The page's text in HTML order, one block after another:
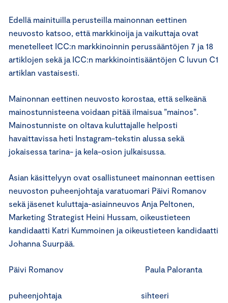
Edellä mainituilla perusteilla mainonnan eettinen
neuvosto katsoo, että markkinoija ja vaikuttaja ovat
menetelleet ICC:n markkinoinnin perussääntöjen 7 ja 18
artiklojen sekä ja ICC:n markkinointisääntöjen C luvun C1
artiklan vastaisesti.
Mainonnan eettinen neuvosto korostaa, että selkeänä
mainostunnisteena voidaan pitää ilmaisua ”mainos”.
Mainostunniste on oltava kuluttajalle helposti
havaittavissa heti Instagram-tekstin alussa sekä
jokaisessa tarina- ja kela-osion julkaisussa.
Asian käsittelyyn ovat osallistuneet mainonnan eettisen
neuvoston puheenjohtaja varatuomari Päivi Romanov
sekä jäsenet kuluttaja-asiainneuvos Anja Peltonen,
Marketing Strategist Heini Hussam, oikeustieteen
kandidaatti Katri Kummoinen ja oikeustieteen kandidaatti
Johanna Suurpää.
Päivi Romanov Paula Paloranta
puheenjohtaja sihteeri